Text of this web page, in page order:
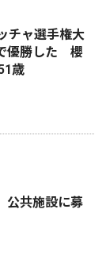
チャ選手権大
優勝した 櫻
歳
共施設に募